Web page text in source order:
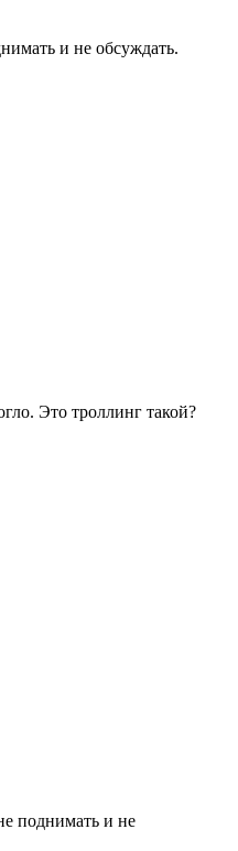
и не обсуждать.
Это троллинг такой?
поднимать и не